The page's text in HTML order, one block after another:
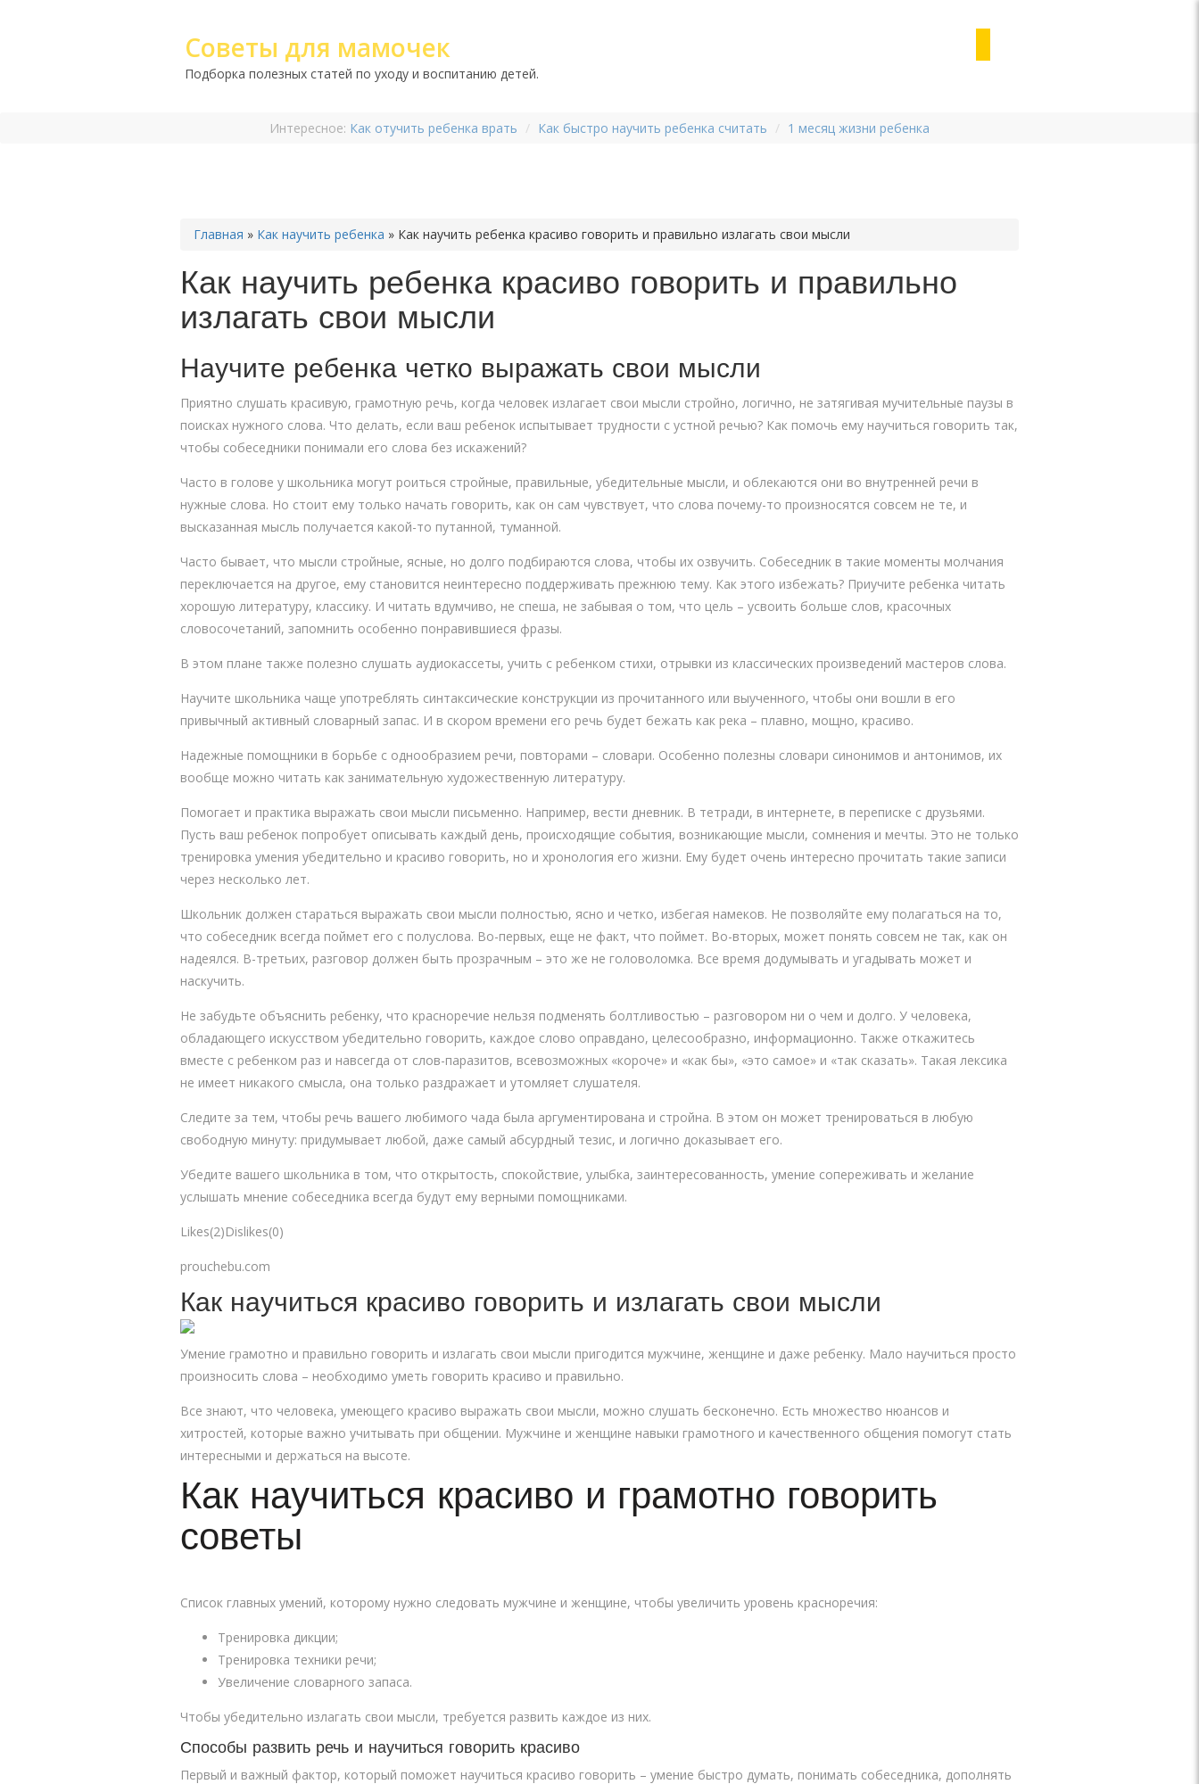
Советы для мамочек
Подборка полезных статей по уходу и воспитанию детей.
Интересное: Как отучить ребенка врать Как быстро научить ребенка считать 1 месяц жизни ребенка
Главная » Как научить ребенка » Как научить ребенка красиво говорить и правильно излагать свои мысли
Как научить ребенка красиво говорить и правильно
излагать свои мысли
Научите ребенка четко выражать свои мысли
Приятно слушать красивую, грамотную речь, когда человек излагает свои мысли стройно, логично, не затягивая мучительные паузы в
поисках нужного слова. Что делать, если ваш ребенок испытывает трудности с устной речью? Как помочь ему научиться говорить так,
чтобы собеседники понимали его слова без искажений?
Часто в голове у школьника могут роиться стройные, правильные, убедительные мысли, и облекаются они во внутренней речи в
нужные слова. Но стоит ему только начать говорить, как он сам чувствует, что слова почему-то произносятся совсем не те, и
высказанная мысль получается какой-то путанной, туманной.
Часто бывает, что мысли стройные, ясные, но долго подбираются слова, чтобы их озвучить. Собеседник в такие моменты молчания
переключается на другое, ему становится неинтересно поддерживать прежнюю тему. Как этого избежать? Приучите ребенка читать
хорошую литературу, классику. И читать вдумчиво, не спеша, не забывая о том, что цель – усвоить больше слов, красочных
словосочетаний, запомнить особенно понравившиеся фразы.
В этом плане также полезно слушать аудиокассеты, учить с ребенком стихи, отрывки из классических произведений мастеров слова.
Научите школьника чаще употреблять синтаксические конструкции из прочитанного или выученного, чтобы они вошли в его
привычный активный словарный запас. И в скором времени его речь будет бежать как река – плавно, мощно, красиво.
Надежные помощники в борьбе с однообразием речи, повторами – словари. Особенно полезны словари синонимов и антонимов, их
вообще можно читать как занимательную художественную литературу.
Помогает и практика выражать свои мысли письменно. Например, вести дневник. В тетради, в интернете, в переписке с друзьями.
Пусть ваш ребенок попробует описывать каждый день, происходящие события, возникающие мысли, сомнения и мечты. Это не только
тренировка умения убедительно и красиво говорить, но и хронология его жизни. Ему будет очень интересно прочитать такие записи
через несколько лет.
Школьник должен стараться выражать свои мысли полностью, ясно и четко, избегая намеков. Не позволяйте ему полагаться на то,
что собеседник всегда поймет его с полуслова. Во-первых, еще не факт, что поймет. Во-вторых, может понять совсем не так, как он
надеялся. В-третьих, разговор должен быть прозрачным – это же не головоломка. Все время додумывать и угадывать может и
наскучить.
Не забудьте объяснить ребенку, что красноречие нельзя подменять болтливостью – разговором ни о чем и долго. У человека,
обладающего искусством убедительно говорить, каждое слово оправдано, целесообразно, информационно. Также откажитесь
вместе с ребенком раз и навсегда от слов-паразитов, всевозможных «короче» и «как бы», «это самое» и «так сказать». Такая лексика
не имеет никакого смысла, она только раздражает и утомляет слушателя.
Следите за тем, чтобы речь вашего любимого чада была аргументирована и стройна. В этом он может тренироваться в любую
свободную минуту: придумывает любой, даже самый абсурдный тезис, и логично доказывает его.
Убедите вашего школьника в том, что открытость, спокойствие, улыбка, заинтересованность, умение сопереживать и желание
услышать мнение собеседника всегда будут ему верными помощниками.
Likes(2)Dislikes(0)
prouchebu.com
Как научиться красиво говорить и излагать свои мысли
Умение грамотно и правильно говорить и излагать свои мысли пригодится мужчине, женщине и даже ребенку. Мало научиться просто
произносить слова – необходимо уметь говорить красиво и правильно.
Все знают, что человека, умеющего красиво выражать свои мысли, можно слушать бесконечно. Есть множество нюансов и
хитростей, которые важно учитывать при общении. Мужчине и женщине навыки грамотного и качественного общения помогут стать
интересными и держаться на высоте.
Как научиться красиво и грамотно говорить
советы
Список главных умений, которому нужно следовать мужчине и женщине, чтобы увеличить уровень красноречия:
Тренировка дикции;
Тренировка техники речи;
Увеличение словарного запаса.
Чтобы убедительно излагать свои мысли, требуется развить каждое из них.
Способы развить речь и научиться говорить красиво
Первый и важный фактор, который поможет научиться красиво говорить – умение быстро думать, понимать собеседника, дополнять